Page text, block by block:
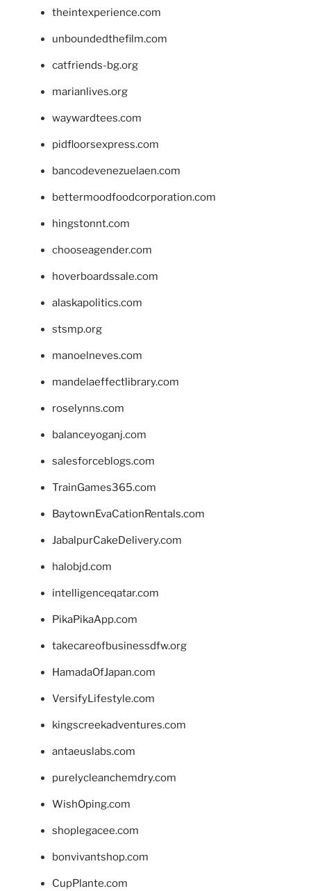
theintexperience.com
unboundedthefilm.com
catfriends-bg.org
marianlives.org
waywardtees.com
pidfloorsexpress.com
bancodevenezuelaen.com
bettermoodfoodcorporation.com
hingstonnt.com
chooseagender.com
hoverboardssale.com
alaskapolitics.com
stsmp.org
manoelneves.com
mandelaeffectlibrary.com
roselynns.com
balanceyoganj.com
salesforceblogs.com
TrainGames365.com
BaytownEvaCationRentals.com
JabalpurCakeDelivery.com
halobjd.com
intelligenceqatar.com
PikaPikaApp.com
takecareofbusinessdfw.org
HamadaOfJapan.com
VersifyLifestyle.com
kingscreekadventures.com
antaeuslabs.com
purelycleanchemdry.com
WishOping.com
shoplegacee.com
bonvivantshop.com
CupPlante.com